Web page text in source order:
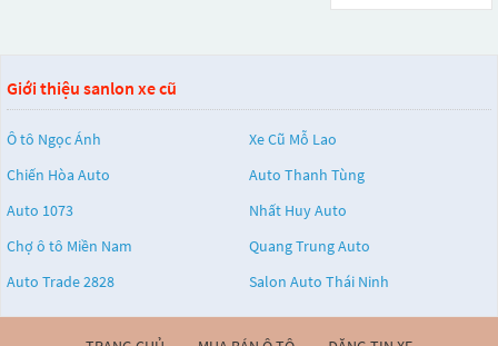
Giới thiệu sanlon xe cũ
Ô tô Ngọc Ánh
Xe Cũ Mỗ Lao
Chiến Hòa Auto
Auto Thanh Tùng
Auto 1073
Nhất Huy Auto
Chợ ô tô Miền Nam
Quang Trung Auto
Auto Trade 2828
Salon Auto Thái Ninh